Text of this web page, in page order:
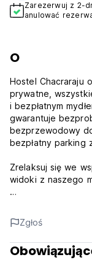
Zarezerwuj z 2-
anulować
O
Hostel Chacraraju
prywatne,
i bezpłatnym
gwarantuje
bezprzewodowy
bezpłatny parking
Zrelaksuj się we
widoki z naszego
Hostel Chacraraju
brama do piękna
Zgłoś